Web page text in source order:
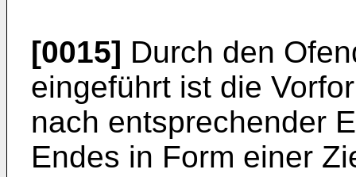
[0015] Durch den
eingeführt ist die
nach entsprechender
Endes in Form einer